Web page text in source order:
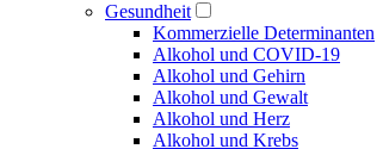
Gesundheit
Kommerzielle Determinanten
Alkohol und COVID-19
Alkohol und Gehirn
Alkohol und Gewalt
Alkohol und Herz
Alkohol und Krebs